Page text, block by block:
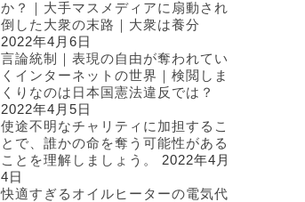
か？｜大手マスメディアに扇動され
倒した大衆の末路｜大衆は養分
2022年4月6日
言論統制｜表現の自由が奪われてい
くインターネットの世界｜検閲しま
くりなのは日本国憲法違反では？
2022年4月5日
使途不明なチャリティに加担するこ
とで、誰かの命を奪う可能性がある
ことを理解しましょう。
2022年4月
4日
快適すぎるオイルヒーターの電気代